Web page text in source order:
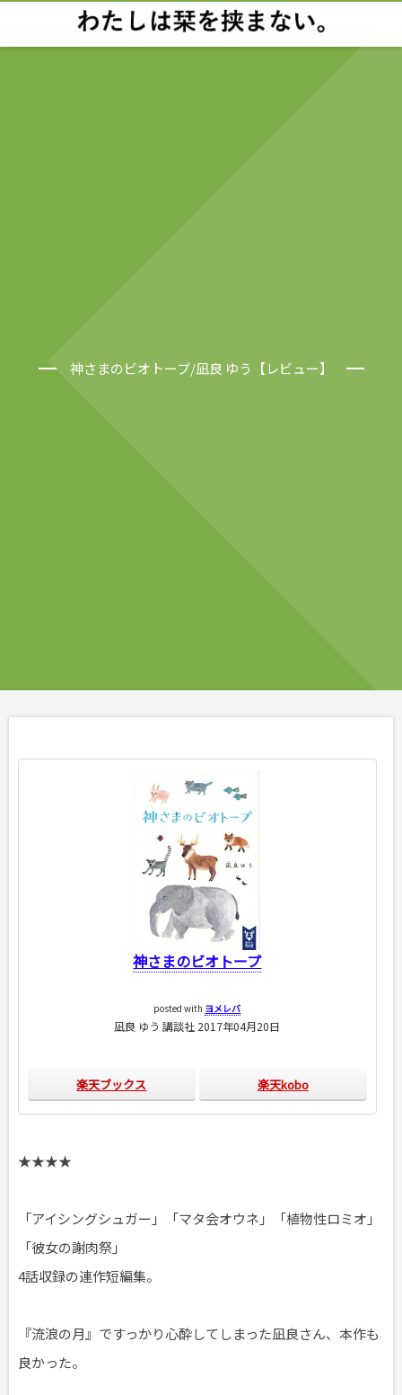
神さまのビオトープ/凪良 ゆう【レビュー】
神さまのビオトープ
posted with ヨメレバ
凪良 ゆう 講談社 2017年04月20日
楽天ブックス 楽天kobo
★★★★
「アイシングシュガー」「マタ会オウネ」「植物性ロミオ」
「彼女の謝肉祭」
4話収録の連作短編集。
『流浪の月』ですっかり心酔してしまった凪良さん、本作も
良かった。